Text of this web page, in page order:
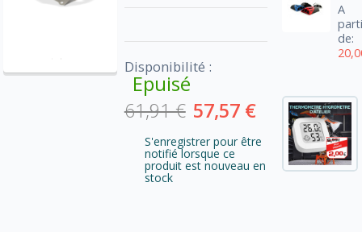
Disponibilité :
Epuisé
61,91 € 57,57 €
S'enregistrer pour être
notifié lorsque ce
produit est nouveau en
stock
A
de: